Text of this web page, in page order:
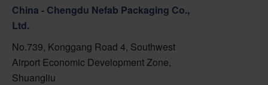
China - Chengdu Nefab Packaging Co.,
Ltd.
No.739, Konggang Road 4, Southwest
Airport Economic Development Zone,
Shuangliu